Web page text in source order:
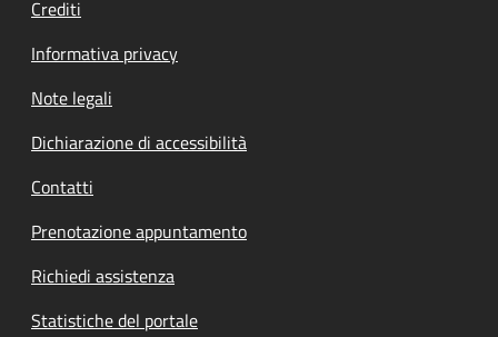
Crediti
Informativa privacy
Note legali
Dichiarazione di accessibilità
Contatti
Prenotazione appuntamento
Richiedi assistenza
Statistiche del portale